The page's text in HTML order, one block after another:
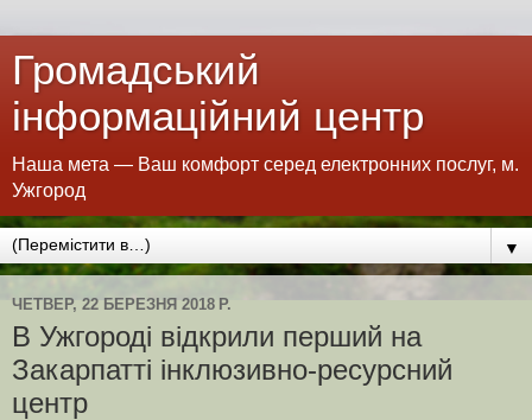
Громадський
інформаційний центр
Наша мета — Ваш комфорт серед електронних послуг, м.
Ужгород
▼
ЧЕТВЕР, 22 БЕРЕЗНЯ 2018 Р.
В Ужгороді відкрили перший на
Закарпатті інклюзивно-ресурсний
центр